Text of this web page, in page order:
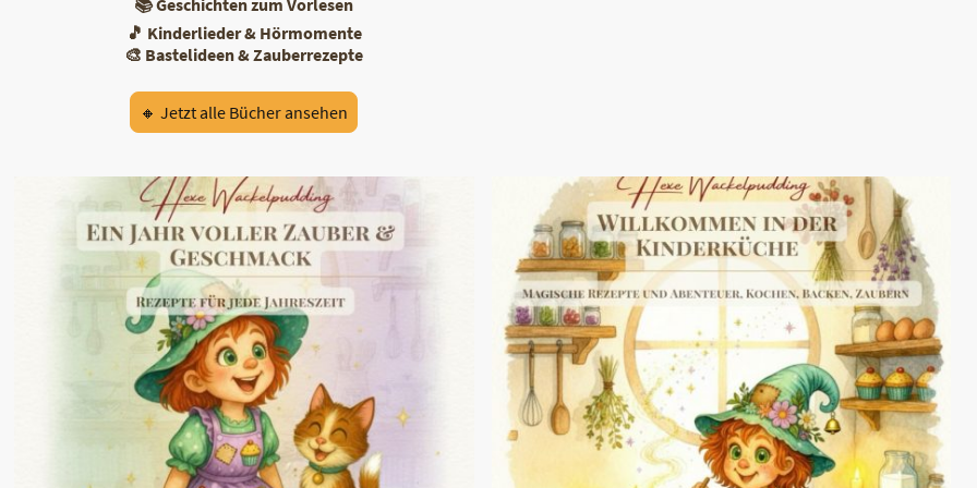
🎵 Kinderlieder & Hörmomente
🎨 Bastelideen & Zauberrezepte
🔸 Jetzt alle Bücher ansehen